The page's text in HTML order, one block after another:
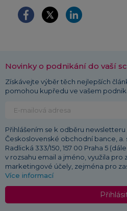
Novinky o podnikání do vaší
Získávejte výběr těch nejlepších
pomohou kupředu ve vašem
Přihlášením se k odběru newsletteru
Československé obchodní bance, a.
Radlická 333/150, 157 00 Praha 5
v rozsahu email a jméno, využila pro
marketingové účely, zejména pro
Více informací